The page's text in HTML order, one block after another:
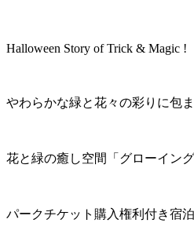
Halloween Story of Trick & Magic !
やわらかな緑と花々の彩りに包
花と緑の癒し空間「グローイン
パークチケット購入権利付き宿